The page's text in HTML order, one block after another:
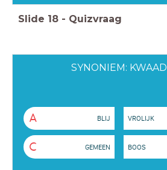
Slide 18 - Quizvraag
SYNONIEM: KWAAD
A BLIJ VROLIJK
C GEMEEN BOOS